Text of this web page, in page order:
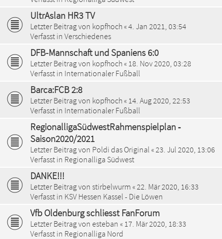
UltrAslan HR3 TV
Letzter Beitrag von kopfhoch«4. Jan 2021, 03:54
Verfasst in Verschiedenes
DFB-Mannschaft und Spaniens 6:0
Letzter Beitrag von kopfhoch« 18. Nov 2020, 03:28
Verfasst in Internationaler Fußball
Barca:FCB 2:8
Letzter Beitrag von kopfhoch« 14. Aug 2020, 22:53
Verfasst in Internationaler Fußball
RegionalligaSüdwestRahmenspielplan ‐
Saison2020/2021
Letzter Beitrag von Poldi das Original « 23. Jul 2020, 13:06
Verfasst in Regionalliga Südwest
DANKE!!!
Letzter Beitrag von stirbelwurm « 22. Mär 2020, 16:33
Verfasst in KSV Hessen Kassel - Die Löwen
Vfb Oldenburg schliesst FanForum
Letzter Beitrag von esteban « 17. Mär 2020, 18:33
Verfasst in Regionalliga Nord